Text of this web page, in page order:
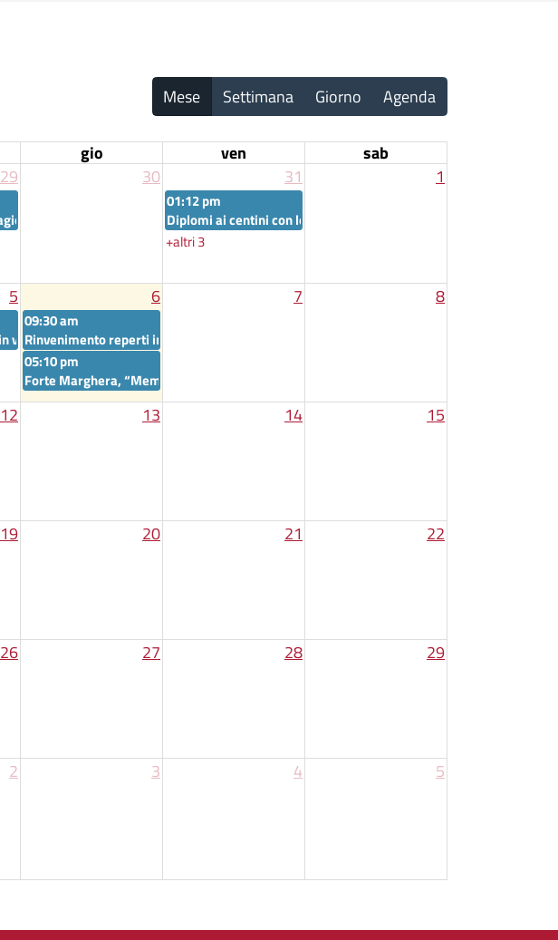
Mese Settimana Giorno Agenda
gio ven
sab
29 30 31 1
dei "Tredici martiri"
Teatrale Bambini 2026.27
01:12 pm
Diplomi ai centini con lode 2026
+altri 3
5 6 7 8
Nagafuji
visita alla Caserma “Matter”
09:30 am
Rinvenimento reperti interesse archeologico via San Pio X
05:10 pm
Forte Marghera, “Memoria per un futuro di pace” anniversario Hiroshima Nagasaki 2026
12 13 14 15
19 20 21 22
26 27 28 29
2 3 4 5